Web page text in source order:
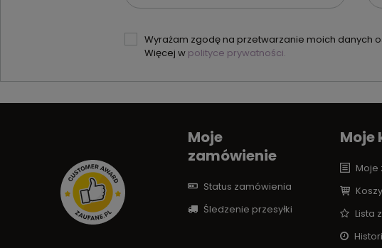
Wyrażam zgodę na przetwarzanie moich danych
Więcej w polityce prywatności.
Moje
zamówienie
Status zamówienia
Śledzenie przesyłki
Moje
Moje
Lista